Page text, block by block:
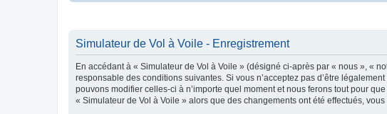
Simulateur de Vol à Voile - Enregistrement
En accédant à « Simulateur de Vol à Voile » (désigné ci-après par « nous », «
responsable des conditions suivantes. Si vous n’acceptez pas d’être
pouvons modifier celles-ci à n’importe quel moment et nous ferons tout pour
« Simulateur de Vol à Voile » alors que des changements ont été effectués,